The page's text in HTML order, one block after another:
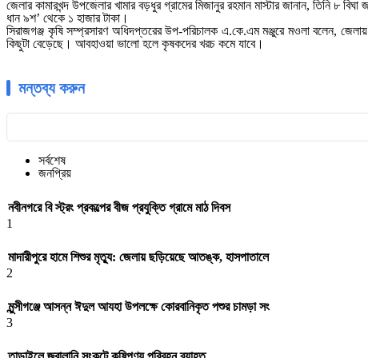
জেলার কামারখন্দ উপজেলার খামার বড়ধুর গ্রামের মিজানুর রহমান মাস্টার জানান, তিনি
ধান ৯শ’ থেকে ১ হাজার টাকা।
সিরাজগঞ্জ কৃষি সম্প্রসারণ অধিদপ্তরের উপ-পরিচালক এ.কে.এম মঞ্জুরে মওলা বলেন,
কিছুটা বেড়েছে। আবহাওয়া ভালো হলে কৃষকদের খরচ কমে যাবে।
মন্তব্য করুন
সর্বশেষ
জনপ্রিয়
নবীনগরে বি স্ট্রং প্রকল্পের বীজ প্রযুক্তি গ্রামে মাঠ দিবস
1
মাদারীপুরে হামে শিশুর মৃত্যু: জেলায় ছড়িয়েছে আতঙ্ক, হাসপাতালে
2
মুন্সীগঞ্জে আসন্ন ঈদুল আযহা উপলক্ষে কোরবানিকৃত পশুর চামড়া সং
3